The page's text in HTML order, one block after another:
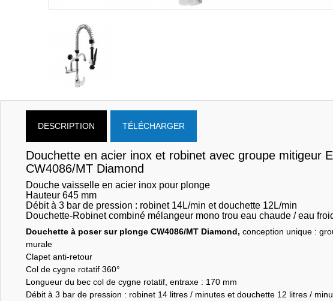
DESCRIPTION TÉLÉCHARGER
Douchette en acier inox et robinet avec groupe mitigeur
CW4086/MT Diamond
Douche vaisselle en acier inox pour plonge
Hauteur 645 mm
Débit à 3 bar de pression : robinet 14L/min et douchette 12L/min
Douchette-Robinet combiné mélangeur mono trou eau chaude / eau
Douchette à poser sur plonge CW4086/MT Diamond, conception unique :
murale
Clapet anti-retour
Col de cygne rotatif 360°
Longueur du bec col de cygne rotatif, entraxe : 170 mm
Débit à 3 bar de pression : robinet 14 litres / minutes et douchette 12 litres /